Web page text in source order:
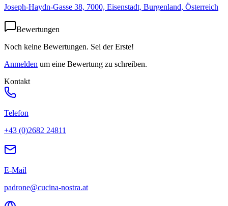
Joseph-Haydn-Gasse 38, 7000, Eisenstadt, Burgenland, Österreich
Bewertungen
Noch keine Bewertungen. Sei der Erste!
Anmelden um eine Bewertung zu schreiben.
Kontakt
Telefon
+43 (0)2682 24811
E-Mail
padrone@cucina-nostra.at